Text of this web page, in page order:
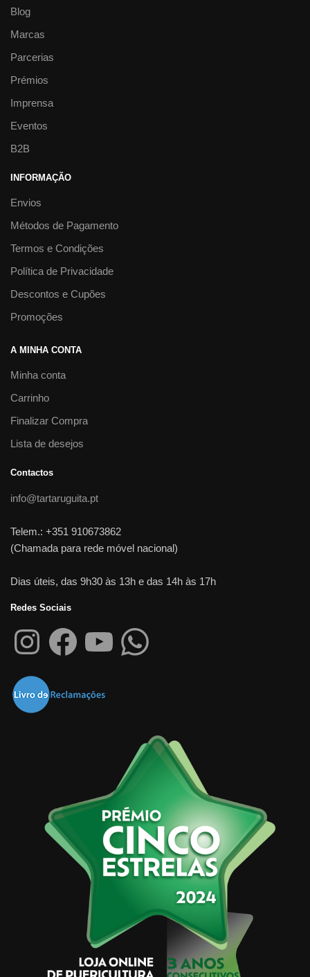
Blog
Marcas
Parcerias
Prémios
Imprensa
Eventos
B2B
INFORMAÇÃO
Envios
Métodos de Pagamento
Termos e Condições
Política de Privacidade
Descontos e Cupões
Promoções
A MINHA CONTA
Minha conta
Carrinho
Finalizar Compra
Lista de desejos
Contactos
info@tartaruguita.pt
Telem.: +351 910673862
(Chamada para rede móvel nacional)
Dias úteis, das 9h30 às 13h e das 14h às 17h
Redes Sociais